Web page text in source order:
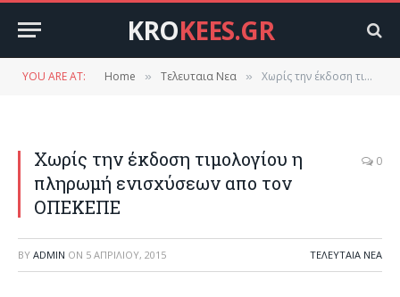
KROKEES.GR
YOU ARE AT: Home » Τελευταια Νεα » Χωρίς την έκδοση τιμολογίου η πληρωμή ενισχύσεων απο τον ΟΠΕΚΕΠΕ
Χωρίς την έκδοση τιμολογίου η
πληρωμή ενισχύσεων απο τον
ΟΠΕΚΕΠΕ
0
BY ADMIN ON 5 ΑΠΡΙΛΊΟΥ, 2015 ΤΕΛΕΥΤΑΙΑ ΝΕΑ